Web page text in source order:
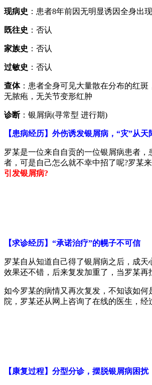
现病史 ：患者8年前因无明显诱因全身出
既往史 ：否认
家族史 ：否认
过敏史 ：否认
查体：患者全身可见大量散在分布的红斑
无脓疱，无关节变形红肿
诊断：银屑病(寻常型 进行期)
【患病经历】外伤诱发银屑病，“灾”从天
罗某是一位来自自贡的一位银屑病患者
者，可是自己怎么就不幸中招了呢?罗某
引发银屑病?
【求诊经历】“承诺治疗”的幌子不可信
罗某自从知道自己得了银屑病之后，成
效果还不错，后来复发加重了，当罗某再
如今罗某的病情又再次复发，不知该如
院，罗某还从网上咨询了在线的医生，经
【康复过程】分型分诊，摆脱银屑病困扰